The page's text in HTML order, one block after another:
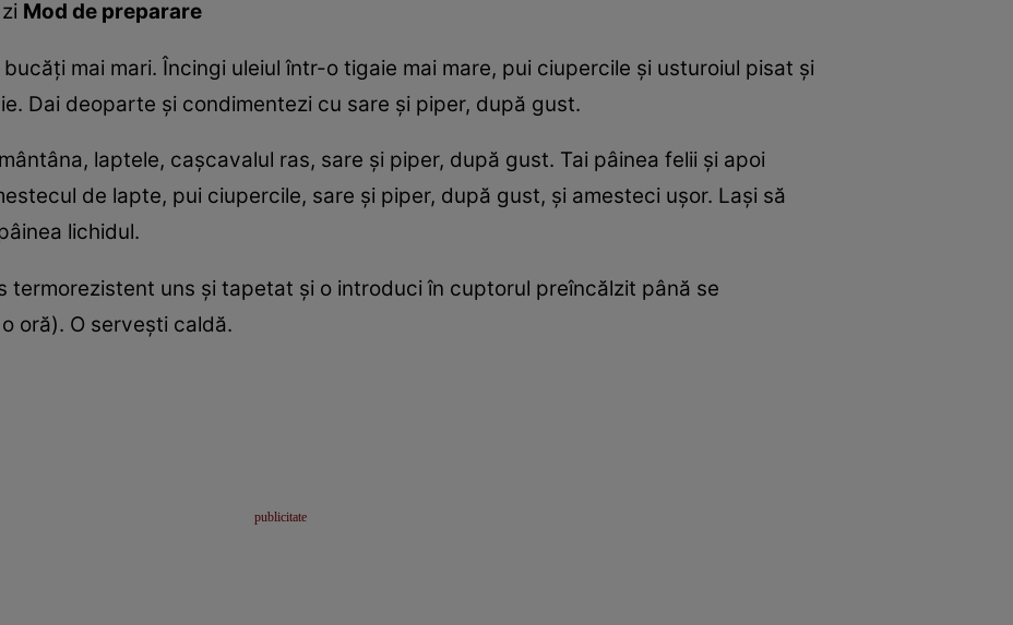
Mod de preparare
mai mari. Încingi uleiul într-o tigaie mai mare, pui ciupercile şi usturoiul pisat şi
Dai deoparte şi condimentezi cu sare şi piper, după gust.
laptele, caşcavalul ras, sare şi piper, după gust. Tai pâinea felii şi apoi
de lapte, pui ciupercile, sare şi piper, după gust, şi amesteci uşor. Laşi să
lichidul.
termorezistent uns şi tapetat şi o introduci în cuptorul preîncălzit până se
oră). O serveşti caldă.